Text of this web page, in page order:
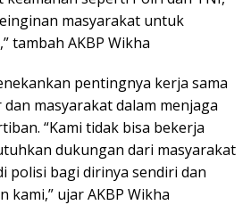
masyarakat untuk
tambah AKBP Wikha
pentingnya kerja sama
masyarakat dalam menjaga
“Kami tidak bisa bekerja
dukungan dari masyarakat
polisi bagi dirinya sendiri dan
kami,” ujar AKBP Wikha